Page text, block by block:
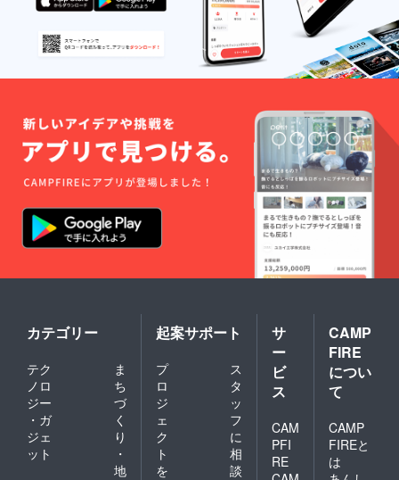
カテゴリー
テク
ノロ
ジー
・ガ
ジェ
ット
ま
ち
づ
く
り
・
地
起案サポート
プ
ロ
ジ
ェ
ク
ト
を
ス
タ
ッ
フ
に
相
談
サ
ー
ビ
ス
CAM
PFI
RE
CAMP
FIRE
につい
て
CAMP
FIREと
は